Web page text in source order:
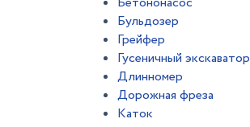
Бульдозер
Грейфер
Гусеничный экскаватор
Длинномер
Дорожная фреза
Каток